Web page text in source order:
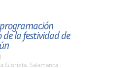
la festividad de
Glorieta. Salamanca